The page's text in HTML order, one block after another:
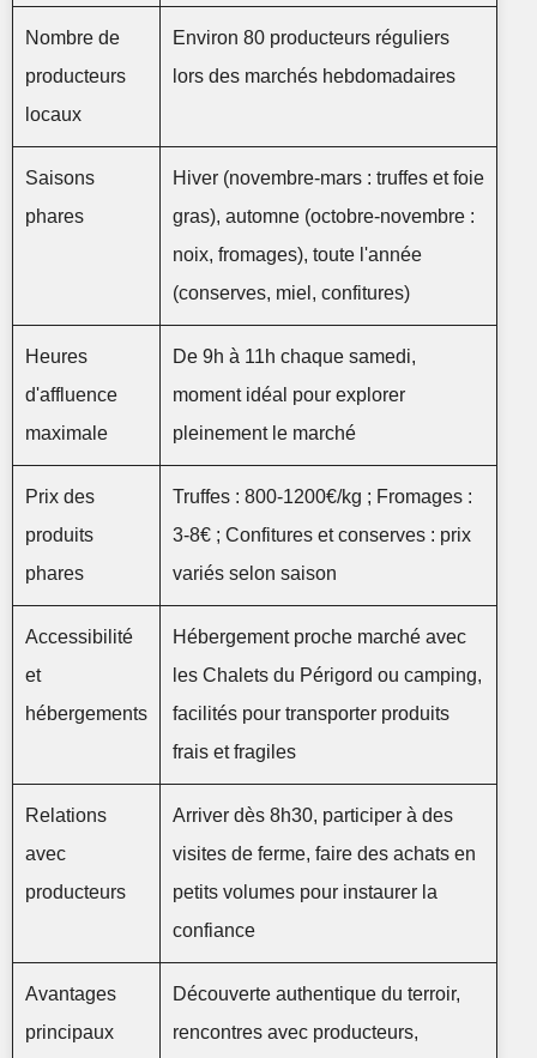
Nombre de
producteurs
locaux
Environ 80 producteurs réguliers
lors des marchés hebdomadaires
Saisons
phares
Hiver (novembre-mars : truffes et foie
gras), automne (octobre-novembre :
noix, fromages), toute l'année
(conserves, miel, confitures)
Heures
d'affluence
maximale
De 9h à 11h chaque samedi,
moment idéal pour explorer
pleinement le marché
Prix des
produits
phares
Truffes : 800-1200€/kg ; Fromages :
3-8€ ; Confitures et conserves : prix
variés selon saison
Accessibilité
et
hébergements
Hébergement proche marché avec
les Chalets du Périgord ou camping,
facilités pour transporter produits
frais et fragiles
Relations
avec
producteurs
Arriver dès 8h30, participer à des
visites de ferme, faire des achats en
petits volumes pour instaurer la
confiance
Avantages
principaux
Découverte authentique du terroir,
rencontres avec producteurs,